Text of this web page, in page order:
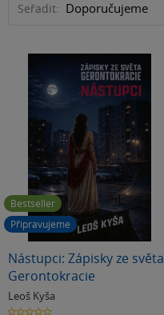
Seřadit:
Bestseller
Připravujeme
Nástupci: Zápisky ze světa
Gerontokracie
Leoš Kyša
0.0